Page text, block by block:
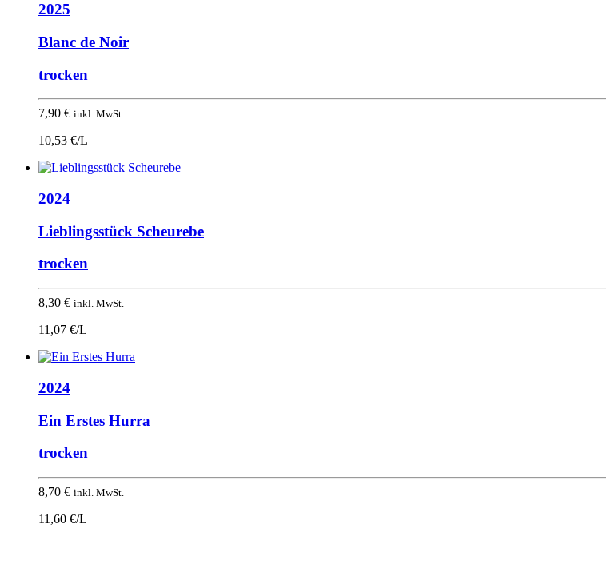
2025
Blanc de Noir
trocken
7,90 € inkl. MwSt.
10,53 €/L
2024
Lieblingsstück Scheurebe
trocken
8,30 € inkl. MwSt.
11,07 €/L
2024
Ein Erstes Hurra
trocken
8,70 € inkl. MwSt.
11,60 €/L